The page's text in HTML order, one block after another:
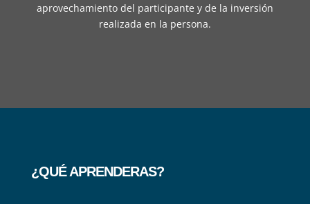
aprovechamiento del participante y de la inversión
realizada en la persona.
¿QUÉ APRENDERAS?